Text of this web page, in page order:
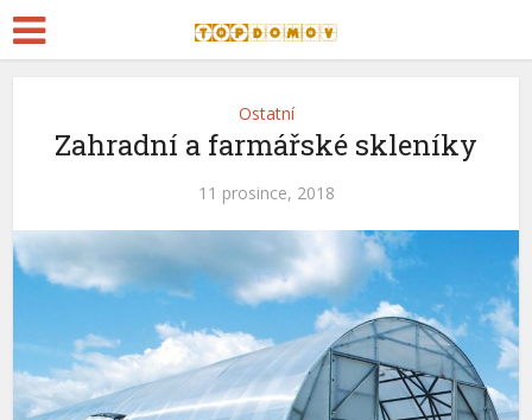
Ostatní
Zahradní a farmářské skleníky
11 prosince, 2018